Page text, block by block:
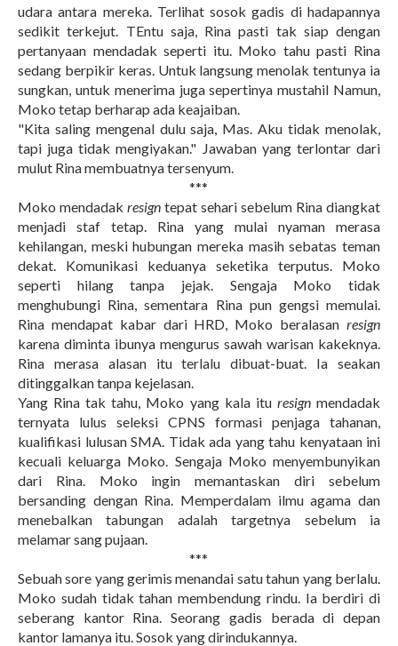
udara antara mereka. Terlihat sosok gadis di hadapannya
sedikit terkejut. TEntu saja, Rina pasti tak siap dengan
pertanyaan mendadak seperti itu. Moko tahu pasti Rina
sedang berpikir keras. Untuk langsung menolak tentunya ia
sungkan, untuk menerima juga sepertinya mustahil Namun,
Moko tetap berharap ada keajaiban.
"Kita saling mengenal dulu saja, Mas. Aku tidak menolak,
tapi juga tidak mengiyakan." Jawaban yang terlontar dari
mulut Rina membuatnya tersenyum.
***
Moko mendadak resign tepat sehari sebelum Rina diangkat
menjadi staf tetap. Rina yang mulai nyaman merasa
kehilangan, meski hubungan mereka masih sebatas teman
dekat. Komunikasi keduanya seketika terputus. Moko
seperti hilang tanpa jejak. Sengaja Moko tidak
menghubungi Rina, sementara Rina pun gengsi memulai.
Rina mendapat kabar dari HRD, Moko beralasan resign
karena diminta ibunya mengurus sawah warisan kakeknya.
Rina merasa alasan itu terlalu dibuat-buat. Ia seakan
ditinggalkan tanpa kejelasan.
Yang Rina tak tahu, Moko yang kala itu resignmendadak
ternyata lulus seleksi CPNS formasi penjaga tahanan,
kualifikasi lulusan SMA. Tidak ada yang tahu kenyataan ini
kecuali keluarga Moko. Sengaja Moko menyembunyikan
dari Rina. Moko ingin memantaskan diri sebelum
bersanding dengan Rina. Memperdalam ilmu agama dan
menebalkan tabungan adalah targetnya sebelum ia
melamar sang pujaan.
***
Sebuah sore yang gerimis menandai satu tahun yang berlalu.
Moko sudah tidak tahan membendung rindu. Ia berdiri di
seberang kantor Rina. Seorang gadis berada di depan
kantor lamanya itu. Sosok yang dirindukannya.